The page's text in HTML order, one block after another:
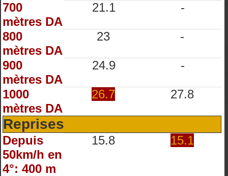
700
mètres DA
21.1 -
800
mètres DA
23 -
900
mètres DA
24.9 -
1000
mètres DA
26.7 27.8
Reprises
Depuis
50km/h en
4°: 400 m
15.8 15.1